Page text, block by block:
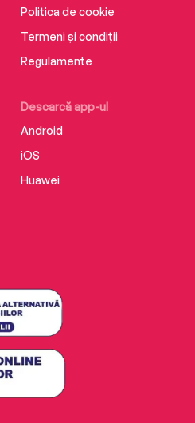
Descarcă app-ul
Android
iOS
Huawei
Politica de cookie
Termeni și condiții
Regulamente